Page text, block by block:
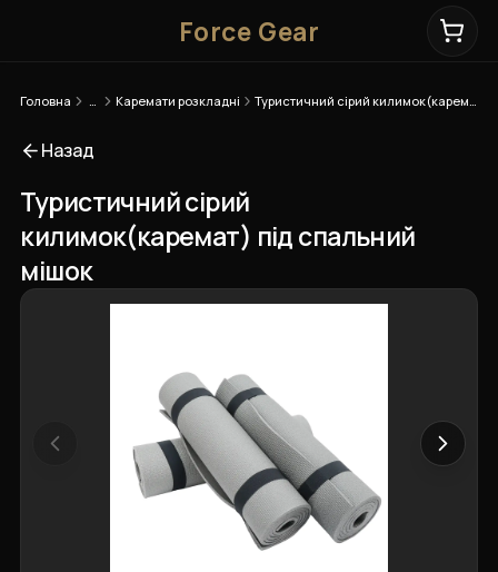
Force Gear
Головна Каремати розкладні
Назад
Туристичний сірий
килимок(каремат) під спальний
мішок